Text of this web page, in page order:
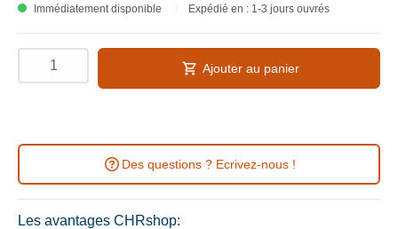
Immédiatement disponible Expédié en : 1-3 jours ouvrés
Ajouter au panier
Des questions ? Ecrivez-nous !
Les avantages CHRshop: